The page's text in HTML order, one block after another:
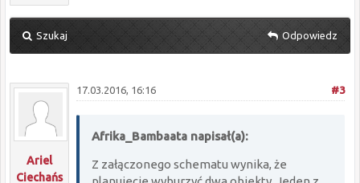
Szukaj Odpowiedz
Ariel
Ciechańs
#3
17.03.2016, 16:16
Afrika_Bambaata napisał(a):
Z załączonego schematu wynika, że